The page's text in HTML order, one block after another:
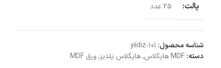
پالت: 25 عدد
شناسه محصول: yildiz-101
دسته: MDF هایگلاس ,هایگلاس یلدیز,ورق MDF